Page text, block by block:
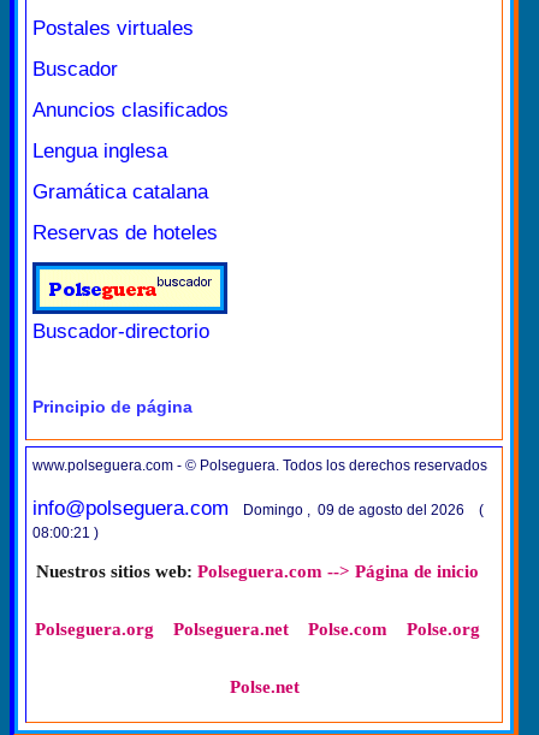
Postales virtuales
Buscador
Anuncios clasificados
Lengua inglesa
Gramática catalana
Reservas de hoteles
Buscador-directorio
Principio de página
www.polseguera.com - © Polseguera. Todos los derechos reservados
info@polseguera.com
Domingo , 09 de agosto del 2026 (
08:00:21 )
Nuestros sitios web: Polseguera.com --> Página de inicio
Polseguera.org Polseguera.net Polse.com Polse.org
Polse.net